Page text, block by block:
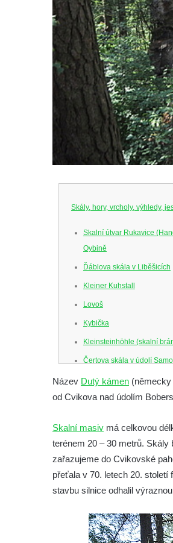
Skály, hory, vrcholy, výhledy,
Skalní útvar Rukavice
Oybině
Ďáblova skála v Liběšicích
Kleiner Kuhstall
Lovoš
Kybička
Kleinsteinhöhle (skalní
Čertova skála v údolí
Skalní branka pod
Teplických skalách
skalách
Vyhlídka Lokomotiva v
Kamenná brána v
Vyhlídka Koruna v
Koruna v Broumovských
Skalní útvar Čertovo
Název Dutý kámen
od Cvikova nad údolím
Skalní masiv má celkovou
terénem 20 – 30 metrů.
zařazujeme do Cvikovské
přeťala v 70. letech 20.
stavbu silnice odhalil